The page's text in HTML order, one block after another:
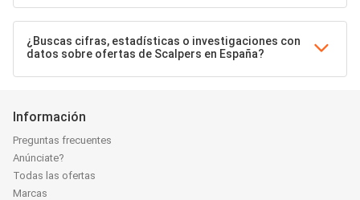
¿Buscas cifras, estadísticas o investigaciones con
datos sobre ofertas de Scalpers en España?
Información
Preguntas frecuentes
Anúnciate?
Todas las ofertas
Marcas